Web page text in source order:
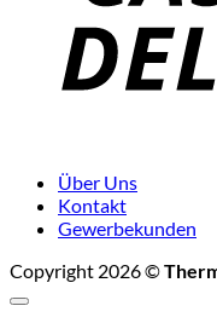
Über Uns
Kontakt
Gewerbekunden
Copyright 2026 ©